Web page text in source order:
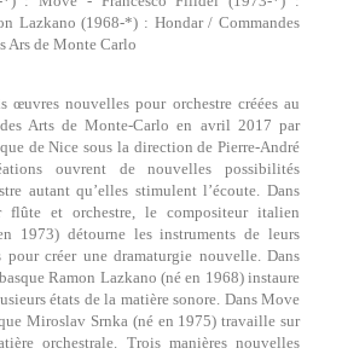
Lazkano (1968-*) : Hondar / Commandes
Ars de Monte Carlo
œuvres nouvelles pour orchestre créées au
Arts de Monte-Carlo en avril 2017 par
de Nice sous la direction de Pierre-André
ouvrent de nouvelles possibilités
autant qu’elles stimulent l’écoute. Dans
flûte et orchestre, le compositeur italien
1973) détourne les instruments de leurs
créer une dramaturgie nouvelle. Dans
Ramon Lazkano (né en 1968) instaure
états de la matière sonore. Dans Move
Miroslav Srnka (né en 1975) travaille sur
orchestrale. Trois manières nouvelles